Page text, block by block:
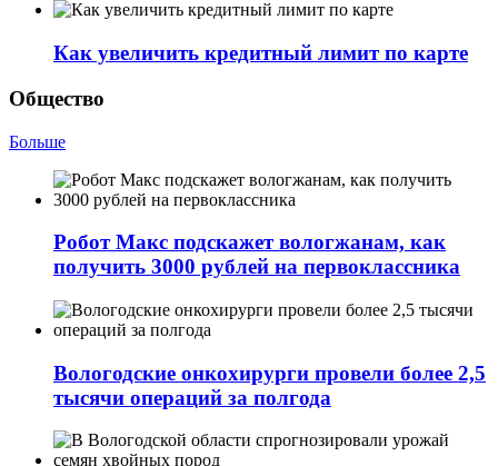
Как увеличить кредитный лимит по карте
Общество
Больше
Робот Макс подскажет вологжанам, как
получить 3000 рублей на первоклассника
Вологодские онкохирурги провели более 2,5
тыcячи операций за полгода